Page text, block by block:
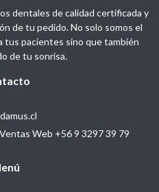
dentales de calidad certificada y
de tu pedido. No solo somos el
pacientes sino que también
de tu sonrisa.
Web +56 9 3297 39 79